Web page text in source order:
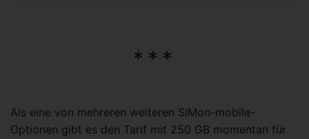
Als eine von mehreren weiteren SIMon-mobile-
Optionen gibt es den Tarif mit 250 GB momentan für